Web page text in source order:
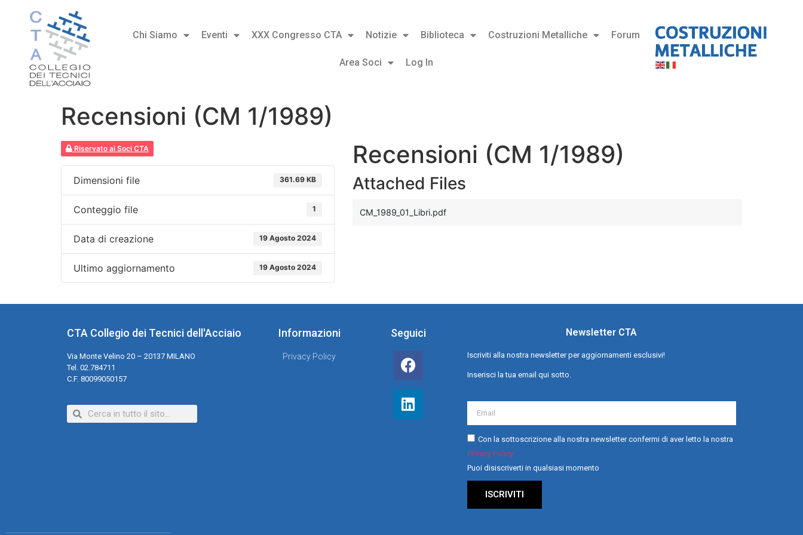
Chi Siamo Eventi XXX Congresso CTA Notizie Biblioteca Costruzioni Metalliche Forum
Area Soci Log In
Recensioni (CM 1/1989)
Riservato ai Soci CTA
Dimensioni file 361.69 KB
Conteggio file 1
Data di creazione 19 Agosto 2024
Ultimo aggiornamento 19 Agosto 2024
Recensioni (CM 1/1989)
Attached Files
CM_1989_01_Libri.pdf
CTA Collegio dei Tecnici dell'Acciaio
Via Monte Velino 20 – 20137 MILANO
Tel. 02.784711
C.F. 80099050157
Informazioni
Privacy Policy
Seguici Newsletter CTA
Iscriviti alla nostra newsletter per aggiornamenti esclusivi!
Inserisci la tua email qui sotto.
Con la sottoscrizione alla nostra newsletter confermi di aver letto la nostra
Privacy Policy
Puoi disiscriverti in qualsiasi momento
ISCRIVITI